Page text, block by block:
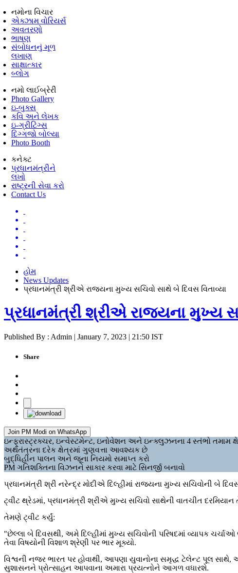
નમોના વિચાર
એક્ઝામ વોરિયર્સ
અવતરણો
ભાષણ
સંબોધનનું મૂળ
લખાણ
સાક્ષાત્કાર
બ્લોગ
નમો લાઈબ્રેરી
Photo Gallery
ઇ-બુક્સ
કવિ અને લેખક
ઇ-ગ્રીટિંગ્સ
દિગ્ગજો બોલ્યા
Photo Booth
કનેક્ટ
પ્રધાનમંત્રીને
લખો
રાષ્ટ્રની સેવા કરો
Contact Us
હોમ
News Updates
પ્રધાનમંત્રી શ્રીએ રાજ્યના મુખ્ય સચિવો સાથે બે દિવસ વિતાવ્યા
પ્રધાનમંત્રી શ્રીએ રાજ્યના મુખ્ય
Published By : Admin | January 7, 2023 | 21:50 IST
Share
Join PM Modi on WhatsApp
ઇન્ફ્રાસ્ટ્રક્ચર, ઇન્વેસ્ટમેન્ટ, ઇનોવેશન અને ઇન્ક્લુઝનના 4 સ્તંભો તમામ
અર્થતંત્રના દરેક ક્ષેત્રમાં ગુણવત્તા આવશ્યક છે
બુદ્ધિહીન પાલન અને જૂના નિયમો સમાપ્ત કરો
PM ગતિશક્તિના વિઝનને સાકાર કરવા માટે સિનર્જી બનાવો
પ્રધાનમંત્રી શ્રી નરેન્દ્ર મોદીએ દિલ્હીમાં રાજ્યના મુખ્ય સચિવોની બે
ટ્વીટ થ્રેડમાં, પ્રધાનમંત્રી શ્રીએ મુખ્ય સચિવો સાથેની વાતચીત
તેમણે ટ્વીટ કર્યું:
"છેલ્લા બે દિવસથી, અમે દિલ્હીમાં મુખ્ય સચિવોની પરિષદમાં વ્યાપક
તેવા વિષયોની વિશાળ શ્રેણી પર ભાર મૂક્યો.
વિશ્વની નજર ભારત પર હોવાથી, આપણા યુવાનોના સમૃદ્ધ ટેલેન્ટ પૂલ
સુશાસનને પ્રોત્સાહન આપવાના અમારા પ્રયત્નોને આગળ વધારશે.